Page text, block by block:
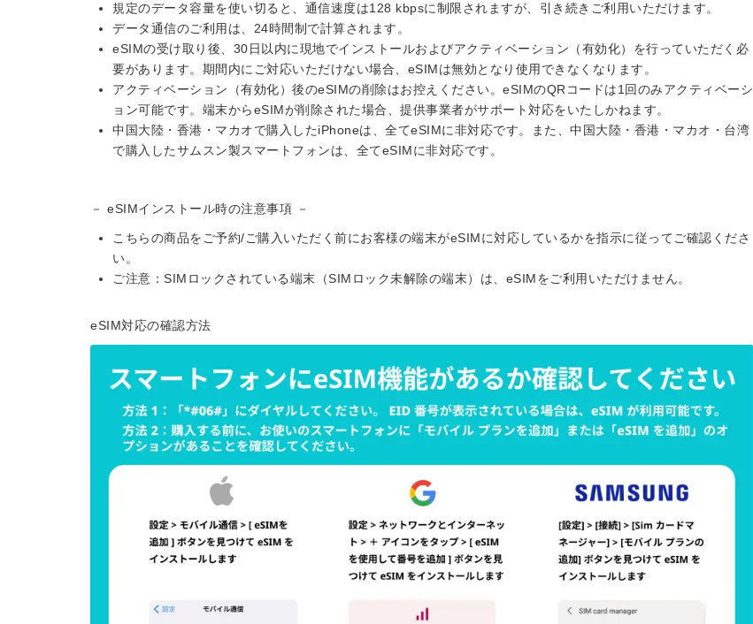
規定のデータ容量を使い切ると、通信速度は128 kbpsに制限されますが、引き続きご利用いただけます。
データ通信のご利用は、24時間制で計算されます。
eSIMの受け取り後、30日以内に現地でインストールおよびアクティベーション（有効化）を行っていただく必
要があります。期間内にご対応いただけない場合、eSIMは無効となり使用できなくなります。
アクティベーション（有効化）後のeSIMの削除はお控えください。eSIMのQRコードは1回のみアクティベーシ
ョン可能です。端末からeSIMが削除された場合、提供事業者がサポート対応をいたしかねます。
中国大陸・香港・マカオで購入したiPhoneは、全てeSIMに非対応です。また、中国大陸・香港・マカオ・台湾
で購入したサムスン製スマートフォンは、全てeSIMに非対応です。
－ eSIMインストール時の注意事項 －
こちらの商品をご予約/ご購入いただく前にお客様の端末がeSIMに対応しているかを指示に従ってご確認くださ
い。
ご注意：SIMロックされている端末（SIMロック未解除の端末）は、eSIMをご利用いただけません。
eSIM対応の確認方法